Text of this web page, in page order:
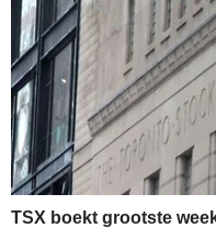
TSX boekt grootste